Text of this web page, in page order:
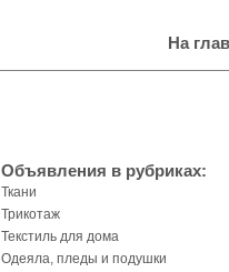
На
Объявления в рубриках:
Ткани
Трикотаж
Текстиль для дома
Одеяла, пледы и подушки